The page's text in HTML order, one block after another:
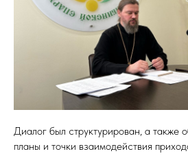
Диалог был структурирован, а также
планы и точки взаимодействия